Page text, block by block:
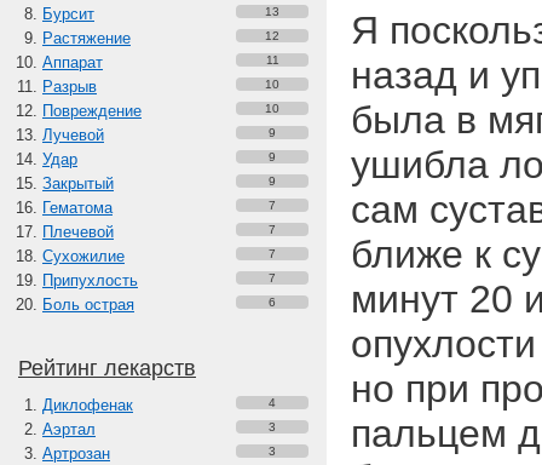
Бурсит 13
Растяжение 12
Аппарат 11
Разрыв 10
Повреждение 10
Лучевой 9
Удар 9
Закрытый 9
Гематома 7
Плечевой 7
Сухожилие 7
Припухлость 7
Боль острая 6
Рейтинг лекарств
Диклофенак 4
Аэртал 3
Артрозан 3
Я
назад и
была в
ушибла
сам
ближе к
минут 20
но при
пальцем